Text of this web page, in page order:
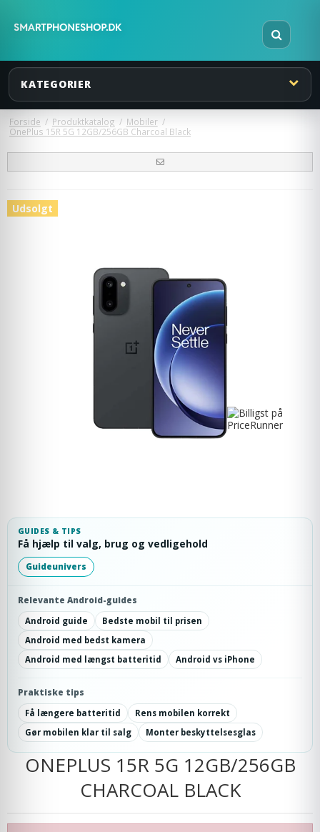
KATEGORIER
Forside / Produktkatalog / Mobiler /
OnePlus 15R 5G 12GB/256GB Charcoal Black
Udsolgt
GUIDES & TIPS
Få hjælp til valg, brug og vedligehold
Guideunivers
Relevante Android-guides
Android guide
Bedste mobil til prisen
Android med bedst kamera
Android med længst batteritid
Android vs iPhone
Praktiske tips
Få længere batteritid
Rens mobilen korrekt
Gør mobilen klar til salg
Monter beskyttelsesglas
ONEPLUS 15R 5G 12GB/256GB
CHARCOAL BLACK